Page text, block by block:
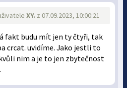
XY. z 07.09.2023, 10:00:21
fakt budu mít jen ty čtyři, tak
crcat. uvidíme. Jako jestli to
nim a je to jen zbytečnost